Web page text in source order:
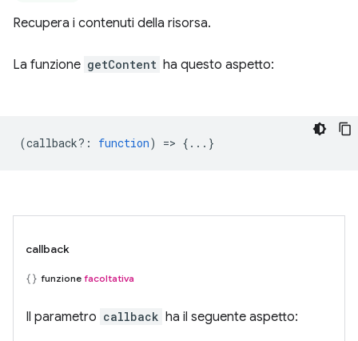
Recupera i contenuti della risorsa.
La funzione getContent ha questo aspetto:
(callback? : function) => {...}
callback
funzione facoltativa
Il parametro callback ha il seguente aspetto: